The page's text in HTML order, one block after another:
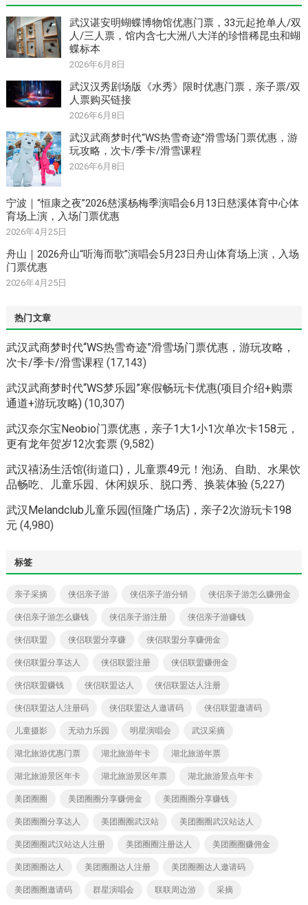
武汉谌安明蝴蝶博物馆优惠门票，33元起抢单人/双
人/三人票，馆内含七大洲八大洋的珍惜稀昆虫和蝴
蝶标本
2026年6月8日
武汉汉秀剧场版《水秀》限时优惠门票，亲子票/双
人票购买链接
2026年6月8日
武汉武商梦时代“WS热雪奇迹”滑雪场门票优惠，游
玩攻略，次卡/季卡/滑雪课程
2026年6月8日
宁波｜“恒康之夜”2026慈溪杨梅季演唱会6月13日慈溪体育中心体
育场上演，入场门票优惠
2026年4月25日
舟山｜2026舟山“听海而歌”演唱会5月23日舟山体育场上演，入场
门票优惠
2026年4月25日
热门文章
武汉武商梦时代“WS热雪奇迹”滑雪场门票优惠，游玩攻略，
次卡/季卡/滑雪课程 (17,143)
武汉武商梦时代“WS梦乐园”寒假畅玩卡优惠(项目介绍+购票
通道+游玩攻略) (10,307)
武汉奈尔宝Neobio门票优惠，亲子1大1小1次单次卡158元，
更有龙年贺岁12次套票 (9,582)
武汉禧汤生活馆(街道口)，儿童票49元！泡汤、自助、水果饮
品畅吃、儿童乐园、休闲娱乐、脱口秀、换装体验 (5,227)
武汉Melandclub儿童乐园(恒隆广场店)，亲子2次游玩卡198
元 (4,980)
标签
亲子采摘 侠侣亲子游 侠侣亲子游分销 侠侣亲子游怎么赚佣金
侠侣亲子游怎么赚钱 侠侣亲子游注册 侠侣亲子游赚钱
侠侣联盟 侠侣联盟分享赚 侠侣联盟分享赚佣金
侠侣联盟分享达人 侠侣联盟注册 侠侣联盟赚佣金
侠侣联盟赚钱 侠侣联盟达人 侠侣联盟达人注册
侠侣联盟达人注册码 侠侣联盟达人邀请码 侠侣联盟邀请码
儿童摄影 无动力乐园 明星演唱会 武汉采摘
湖北旅游优惠门票 湖北旅游年卡 湖北旅游年票
湖北旅游景区年卡 湖北旅游景区年票 湖北旅游景点年卡
美团圈圈 美团圈圈分享赚佣金 美团圈圈分享赚钱
美团圈圈分享达人 美团圈圈武汉站 美团圈圈武汉站达人
美团圈圈武汉站达人注册 美团圈圈注册达人 美团圈圈赚佣金
美团圈圈达人 美团圈圈达人注册 美团圈圈达人邀请码
美团圈圈邀请码 群星演唱会 联联周边游 采摘